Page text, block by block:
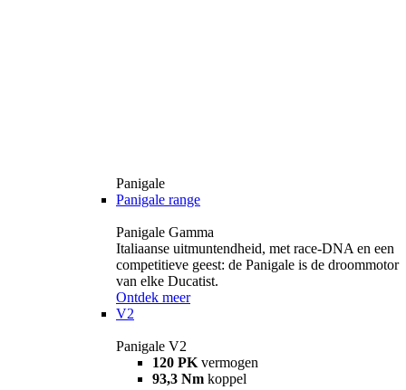
Panigale
Panigale range
Panigale Gamma
Italiaanse uitmuntendheid, met race-DNA en een
competitieve geest: de Panigale is de droommotor
van elke Ducatist.
Ontdek meer
V2
Panigale V2
120 PK vermogen
93,3 Nm koppel